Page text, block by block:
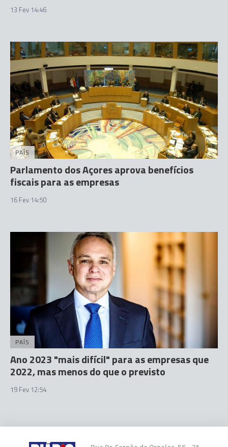
13 Fev 14:46
PAÍS
Parlamento dos Açores aprova benefícios
fiscais para as empresas
16 Fev 14:50
PAÍS
Ano 2023 "mais difícil" para as empresas que
2022, mas menos do que o previsto
19 Fev 12:54